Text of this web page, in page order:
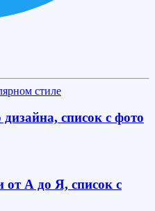
список с фото
от А до Я, список с